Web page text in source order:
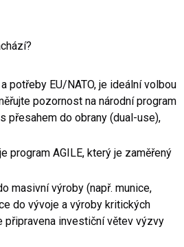
potřeby EU/NATO, je ideální volbou
pozornost na národní program
přesahem do obrany (dual-use),
program AGILE, který je zaměřený
masivní výroby (např. munice,
do vývoje a výroby kritických
připravena investiční větev výzvy